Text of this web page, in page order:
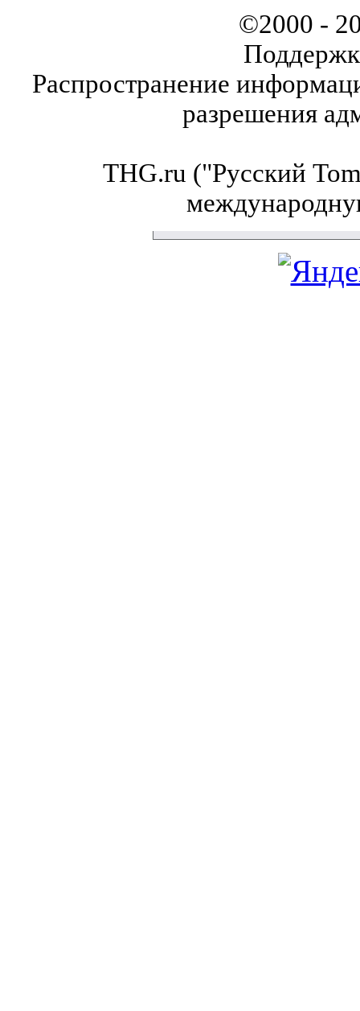
©2000 -
Распространение
разрешения
THG.ru ("Русский